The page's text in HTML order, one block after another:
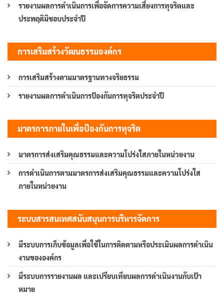
รายงานผลการดำเนินการเพื่อจัดการความเสี่ยงการทุจริตและ
ประพฤติมิชอบประจำปี
การเสริมสร้างวัฒนธรรมองค์กร
การเสริมสร้างตามมาตรฐานทางจริยธรรม
รายงานผลการดำเนินการป้องกันการทุจริตประจำปี
มาตรการภายในเพื่อป้องกันการทุจริต
มาตรการส่งเสริมคุณธรรมและความโปร่งใสภายในหน่วยงาน
การดำเนินการตามมาตรการส่งเสริมคุณธรรมและความโปร่งใส
ภายในหน่วยงาน
ระบบสารสนเทศสนับสนุนการบริหารจัดการ
มีระบบการเก็บข้อมูลเพื่อใช้ในการติดตามหรือประเมินผลการดำเนิน
งานขององค์กร
มีระบบการรายงานผล และเปรียบเทียบผลการดำเนินงานกับเป้า
หมาย